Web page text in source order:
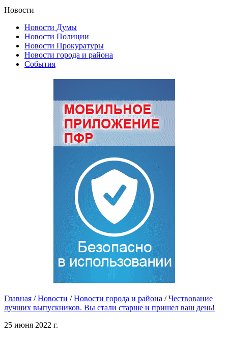
Новости
Новости Думы
Новости Полиции
Новости Прокуратуры
Новости города и района
События
Главная / Новости / Новости города и района / Чествование
лучших выпускников. Вы стали старше и пришел ваш день!
25 июня 2022 г.